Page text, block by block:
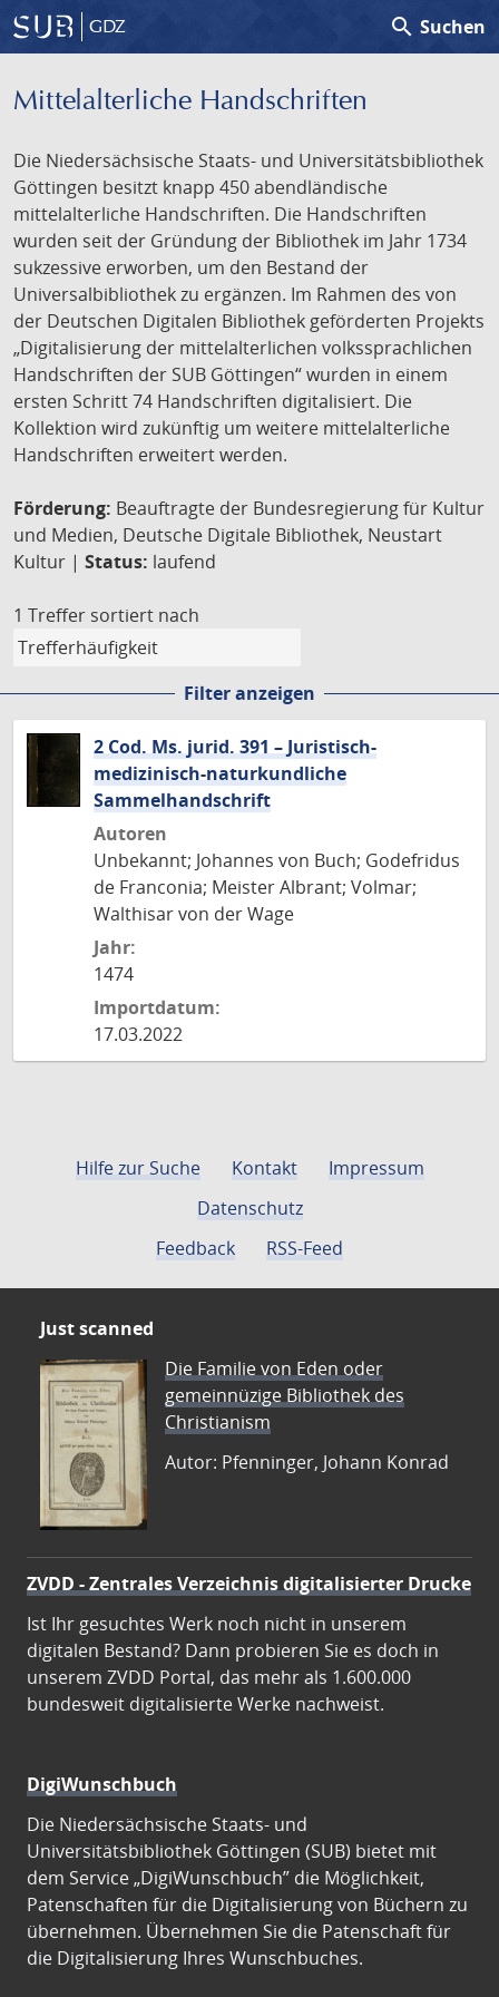
GDZ search Suchen
Mittelalterliche Handschriften
Die Niedersächsische Staats- und Universitätsbibliothek
Göttingen besitzt knapp 450 abendländische
mittelalterliche Handschriften. Die Handschriften
wurden seit der Gründung der Bibliothek im Jahr 1734
sukzessive erworben, um den Bestand der
Universalbibliothek zu ergänzen. Im Rahmen des von
der Deutschen Digitalen Bibliothek geförderten Projekts
„Digitalisierung der mittelalterlichen volkssprachlichen
Handschriften der SUB Göttingen“ wurden in einem
ersten Schritt 74 Handschriften digitalisiert. Die
Kollektion wird zukünftig um weitere mittelalterliche
Handschriften erweitert werden.
Förderung: Beauftragte der Bundesregierung für Kultur
und Medien, Deutsche Digitale Bibliothek, Neustart
Kultur | Status: laufend
1 Treffer sortiert nach
Filter anzeigen
2 Cod. Ms. jurid. 391 – Juristisch-
medizinisch-naturkundliche
Sammelhandschrift
Autoren
Unbekannt; Johannes von Buch; Godefridus
de Franconia; Meister Albrant; Volmar;
Walthisar von der Wage
Jahr:
1474
Importdatum:
17.03.2022
Hilfe zur Suche Kontakt
Impressum
Datenschutz
Feedback
RSS-Feed
Just scanned
Die Familie von Eden oder
gemeinnüzige Bibliothek des
Christianism
Autor: Pfenninger, Johann Konrad
ZVDD - Zentrales Verzeichnis digitalisierter Drucke
Ist Ihr gesuchtes Werk noch nicht in unserem
digitalen Bestand? Dann probieren Sie es doch in
unserem ZVDD Portal, das mehr als 1.600.000
bundesweit digitalisierte Werke nachweist.
DigiWunschbuch
Die Niedersächsische Staats- und
Universitätsbibliothek Göttingen (SUB) bietet mit
dem Service „DigiWunschbuch” die Möglichkeit,
Patenschaften für die Digitalisierung von Büchern zu
übernehmen. Übernehmen Sie die Patenschaft für
die Digitalisierung Ihres Wunschbuches.